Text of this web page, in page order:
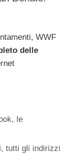
WWF
delle
le
tutti gli indirizzi